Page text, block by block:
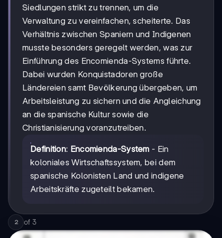
Siedlungen strikt zu trennen, um die
Verwaltung zu vereinfachen, scheiterte. Das
Verhältnis zwischen Spaniern und Indigenen
musste besonders geregelt werden, was zur
Einführung des Encomienda-Systems führte.
Dabei wurden Konquistadoren große
Ländereien samt Bevölkerung übergeben, um
Arbeitsleistung zu sichern und die Angleichung
an die spanische Kultur sowie die
Christianisierung voranzutreiben.
Definition: Encomienda-System - Ein
koloniales Wirtschaftssystem, bei dem
spanische Kolonisten Land und indigene
Arbeitskräfte zugeteilt bekamen.
2 of 3